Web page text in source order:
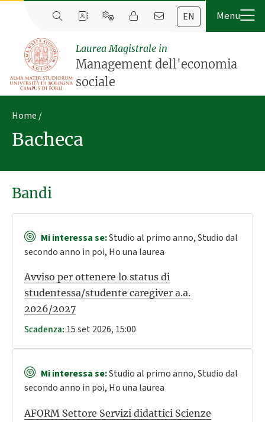
EN
Laurea Magistrale in
Management dell'economia
sociale
Home
Bacheca
Bandi
Mi interessa se:Studio al primo anno, Studio dal
secondo anno in poi, Ho una laurea
Avviso per ottenere lo status di
studentessa/studente caregiver a.a.
2026/2027
Scadenza: 15 set 2026, 15:00
Mi interessa se:Studio al primo anno, Studio dal
secondo anno in poi, Ho una laurea
AFORM Settore Servizi didattici Scienze